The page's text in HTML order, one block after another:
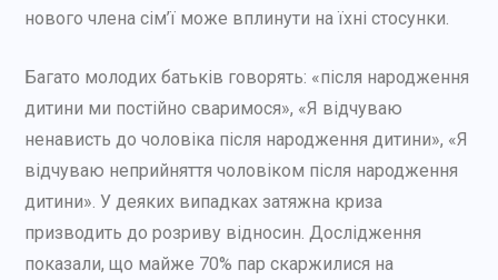
нового члена сім’ї може вплинути на їхні стосунки.
Багато молодих батьків говорять: «після народження
дитини ми постійно сваримося», «Я відчуваю
ненависть до чоловіка після народження дитини», «Я
відчуваю неприйняття чоловіком після народження
дитини». У деяких випадках затяжна криза
призводить до розриву відносин. Дослідження
показали, що майже 70% пар скаржилися на